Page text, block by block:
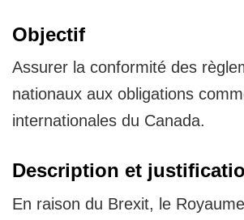
Objectif
Assurer la conformité des
nationaux aux obligations
internationales du Canada.
Description et
En raison du Brexit, le